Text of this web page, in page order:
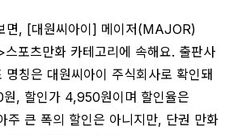
면, [대원씨아이] 메이저(MAJOR)
포츠만화 카테고리에 속해요. 출판사
칭은 대원씨아이 주식회사로 확인돼
, 할인가 4,950원이며 할인율은
주 큰 폭의 할인은 아니지만, 단권 만화